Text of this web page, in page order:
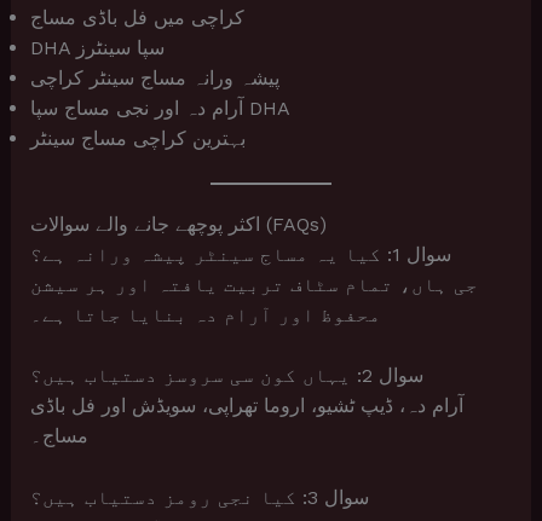
کراچی میں فل باڈی مساج
DHA سپا سینٹرز
پیشہ ورانہ مساج سینٹر کراچی
آرام دہ اور نجی مساج سپا DHA
بہترین کراچی مساج سینٹر
اکثر پوچھے جانے والے سوالات (FAQs)
سوال 1: کیا یہ مساج سینٹر پیشہ ورانہ ہے؟
جی ہاں، تمام سٹاف تربیت یافتہ اور ہر سیشن
محفوظ اور آرام دہ بنایا جاتا ہے۔
سوال 2: یہاں کون سی سروسز دستیاب ہیں؟
آرام دہ، ڈیپ ٹشیو، اروما تھراپی، سویڈش اور فل باڈی
مساج۔
سوال 3: کیا نجی رومز دستیاب ہیں؟